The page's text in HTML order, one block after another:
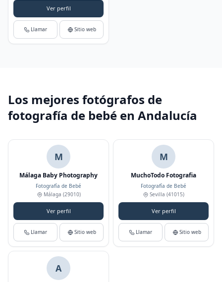
Ver perfil
Llamar Sitio web
Los mejores fotógrafos de
fotografía de bebé en Andalucía
M
Málaga Baby Photography
Fotografía de Bebé
Málaga (29010)
Ver perfil
Llamar Sitio web
M
MuchoTodo Fotografia
Fotografía de Bebé
Sevilla (41015)
Ver perfil
Llamar Sitio web
A